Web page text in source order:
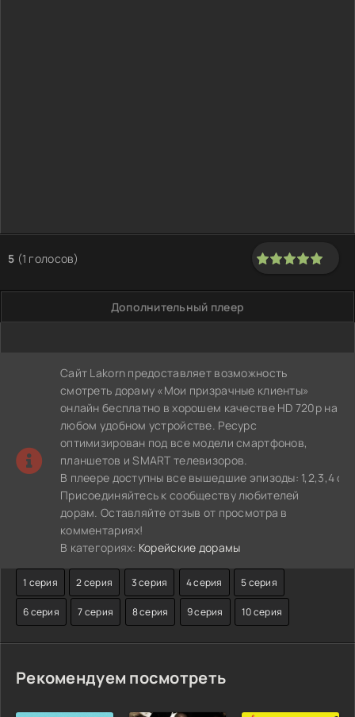
5 (1 голосов)
Дополнительный плеер
Сайт Lakorn предоставляет возможность
смотреть дораму «Мои призрачные клиенты»
онлайн бесплатно в хорошем качестве HD 720p на
любом удобном устройстве. Ресурс
оптимизирован под все модели смартфонов,
планшетов и SMART телевизоров.
В плеере доступны все вышедшие эпизоды: 1,2,3,4
Присоединяйтесь к сообществу любителей
дорам. Оставляйте отзыв от просмотра в
комментариях!
В категориях: Корейские дорамы
1 серия 2 серия 3 серия 4 серия 5 серия
6 серия 7 серия 8 серия 9 серия 10 серия
Рекомендуем посмотреть